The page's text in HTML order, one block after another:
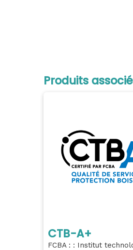
Produits
CTB-A+
FCBA : : Institut